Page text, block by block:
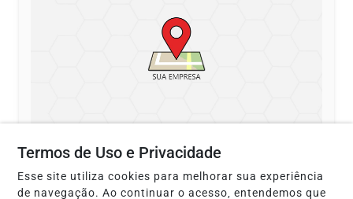
CONTRATAR SERVIÇOS EM BRASÍLIA
Ciro encanador
Termos de Uso e Privacidade
Esse site utiliza cookies para melhorar sua experiência
de navegação. Ao continuar o acesso, entendemos que